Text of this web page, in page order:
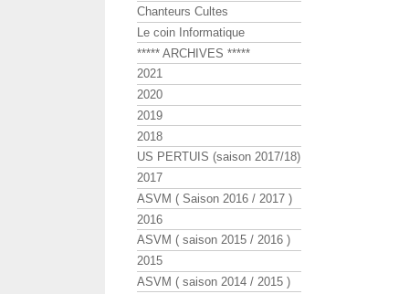
Chanteurs Cultes
Le coin Informatique
***** ARCHIVES *****
2021
2020
2019
2018
US PERTUIS (saison 2017/18)
2017
ASVM ( Saison 2016 / 2017 )
2016
ASVM ( saison 2015 / 2016 )
2015
ASVM ( saison 2014 / 2015 )